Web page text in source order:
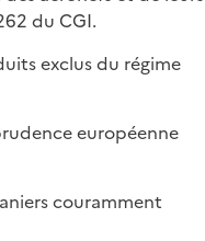
du CGI.
exclus du régime
européenne
couramment